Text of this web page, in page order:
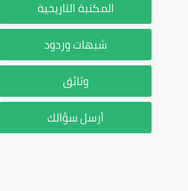
المكتبة التاريخية
شبهات وردود
وثائق
أرسل سؤالك